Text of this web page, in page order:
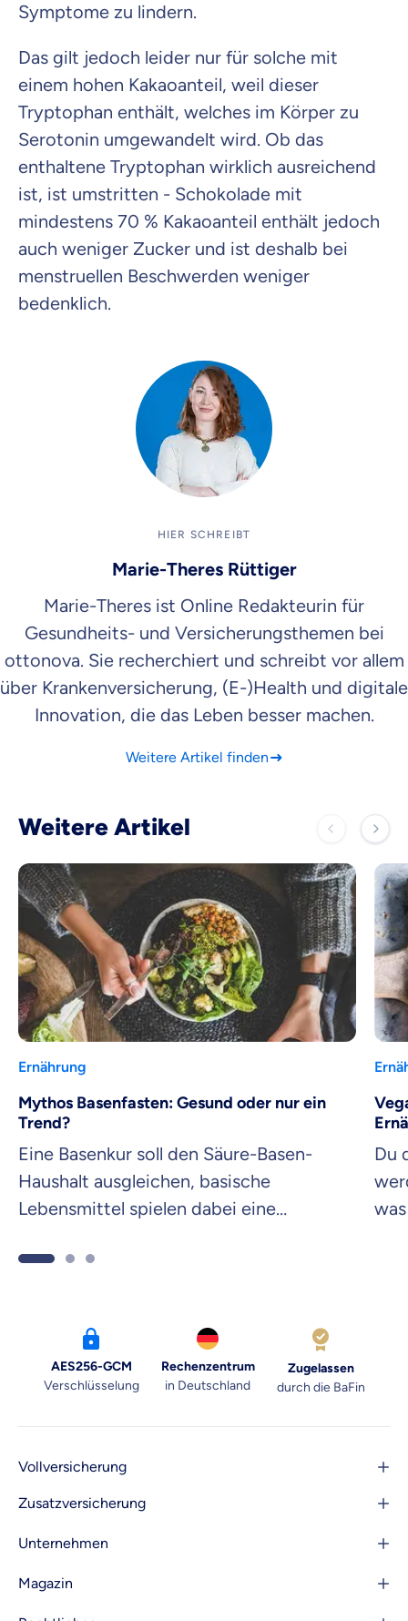
Symptome zu lindern.
Das gilt jedoch leider nur für solche mit
einem hohen Kakaoanteil, weil dieser
Tryptophan enthält, welches im Körper zu
Serotonin umgewandelt wird. Ob das
enthaltene Tryptophan wirklich ausreichend
ist, ist umstritten - Schokolade mit
mindestens 70 % Kakaoanteil enthält jedoch
auch weniger Zucker und ist deshalb bei
menstruellen Beschwerden weniger
bedenklich.
HIER SCHREIBT
Marie-Theres Rüttiger
Marie-Theres ist Online Redakteurin für
Gesundheits- und Versicherungsthemen bei
ottonova. Sie recherchiert und schreibt vor allem
über Krankenversicherung, (E-)Health und digitale
Innovation, die das Leben besser machen.
Weitere Artikel finden
Weitere Artikel
Ernährung
Mythos Basenfasten: Gesund oder nur ein
Trend?
Eine Basenkur soll den Säure-Basen-
Haushalt ausgleichen, basische
Lebensmittel spielen dabei eine
Rezepte.
Du
AES256-GCM
Verschlüsselung
Rechenzentrum
in Deutschland
Zugelassen
durch die BaFin
Vollversicherung
Zusatzversicherung
Unternehmen
Magazin